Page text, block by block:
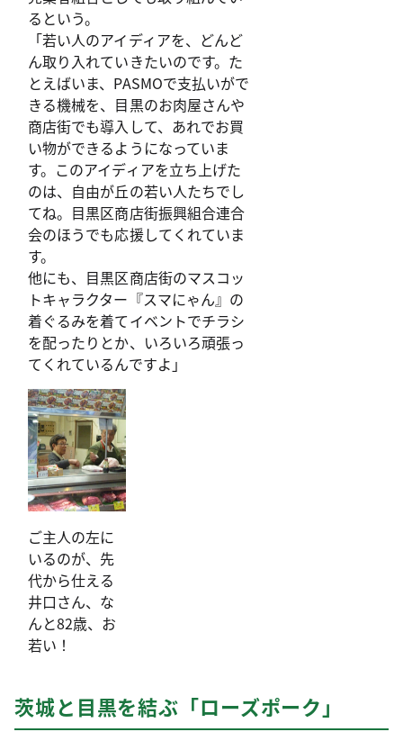
るという。
「若い人のアイディアを、どんど
ん取り入れていきたいのです。た
とえばいま、PASMOで支払いがで
きる機械を、目黒のお肉屋さんや
商店街でも導入して、あれでお買
い物ができるようになっていま
す。このアイディアを立ち上げた
のは、自由が丘の若い人たちでし
てね。目黒区商店街振興組合連合
会のほうでも応援してくれていま
す。
他にも、目黒区商店街のマスコッ
トキャラクター『スマにゃん』の
着ぐるみを着てイベントでチラシ
を配ったりとか、いろいろ頑張っ
てくれているんですよ」
ご主人の左に
いるのが、先
代から仕える
井口さん、な
んと82歳、お
若い！
茨城と目黒を結ぶ「ローズポーク」